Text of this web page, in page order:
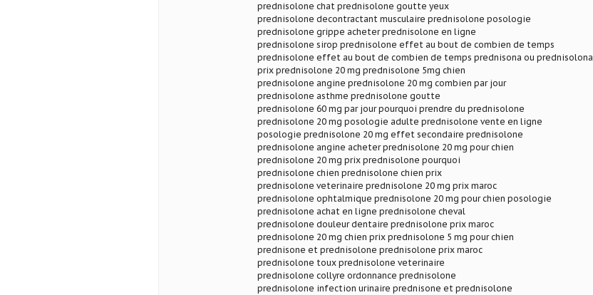
prednisolone chat prednisolone goutte yeux
prednisolone decontractant musculaire prednisolone posologie
prednisolone grippe acheter prednisolone en ligne
prednisolone sirop prednisolone effet au bout de combien de temps
prednisolone effet au bout de combien de temps prednisona ou prednisolona
prix prednisolone 20 mg prednisolone 5mg chien
prednisolone angine prednisolone 20 mg combien par jour
prednisolone asthme prednisolone goutte
prednisolone 60 mg par jour pourquoi prendre du prednisolone
prednisolone 20 mg posologie adulte prednisolone vente en ligne
posologie prednisolone 20 mg effet secondaire prednisolone
prednisolone angine acheter prednisolone 20 mg pour chien
prednisolone 20 mg prix prednisolone pourquoi
prednisolone chien prednisolone chien prix
prednisolone veterinaire prednisolone 20 mg prix maroc
prednisolone ophtalmique prednisolone 20 mg pour chien posologie
prednisolone achat en ligne prednisolone cheval
prednisolone douleur dentaire prednisolone prix maroc
prednisolone 20 mg chien prix prednisolone 5 mg pour chien
prednisone et prednisolone prednisolone prix maroc
prednisolone toux prednisolone veterinaire
prednisolone collyre ordonnance prednisolone
prednisolone infection urinaire prednisone et prednisolone